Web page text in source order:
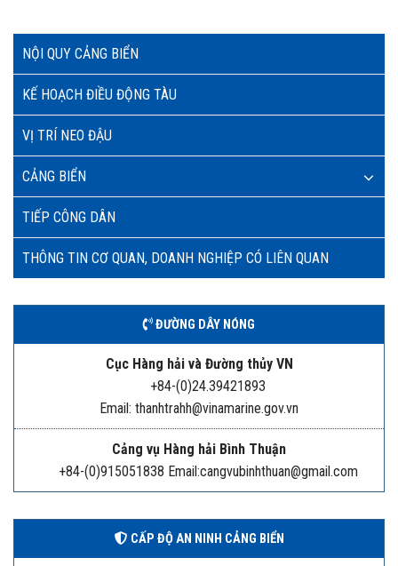
NỘI QUY CẢNG BIỂN
KẾ HOẠCH ĐIỀU ĐỘNG TÀU
VỊ TRÍ NEO ĐẬU
CẢNG BIỂN
TIẾP CÔNG DÂN
THÔNG TIN CƠ QUAN, DOANH NGHIỆP CÓ LIÊN QUAN
ĐƯỜNG DÂY NÓNG
Cục Hàng hải và Đường thủy VN
+84-(0)24.39421893
Email: thanhtrahh@vinamarine.gov.vn
Cảng vụ Hàng hải Bình Thuận
+84-(0)915051838 Email:cangvubinhthuan@gmail.com
CẤP ĐỘ AN NINH CẢNG BIỂN